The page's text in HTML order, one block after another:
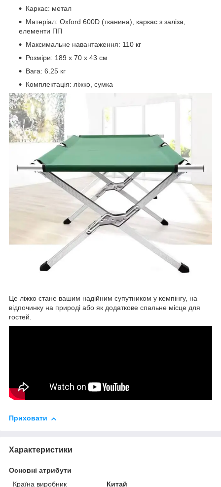
Каркас: метал
Матеріал: Oxford 600D (тканина), каркас з заліза,
елементи ПП
Максимальне навантаження: 110 кг
Розміри: 189 х 70 х 43 см
Вага: 6.25 кг
Комплектація: ліжко, сумка
Це ліжко стане вашим надійним супутником у кемпінгу, на
відпочинку на природі або як додаткове спальне місце для
гостей.
Приховати
Характеристики
Основні атрибути
Країна виробник
Китай